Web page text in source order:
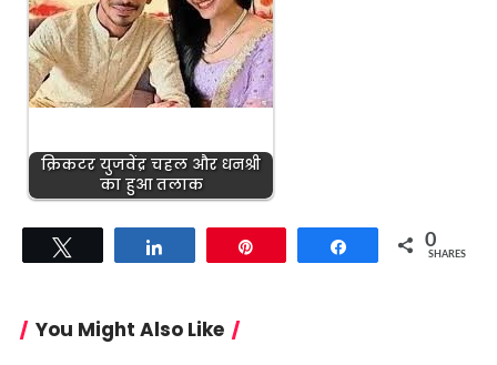
क्रिकटर युजवेंद्र चहल और धनश्री
का हुआ तलाक
Share 0
SHARES
You Might Also Like